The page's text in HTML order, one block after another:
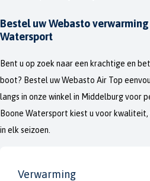
Verwarming
Bestel uw Webasto
Watersport
Bent u op zoek naar een krachtige en
boot? Bestel uw Webasto Air Top
langs in onze winkel in Middelburg voor
Boone Watersport kiest u voor
in elk seizoen.